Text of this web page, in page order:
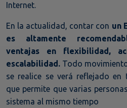
Internet.
En la actualidad, contar con un
es altamente
ventajas en flexibilidad,
escalabilidad. Todo
se realice se verá reflejado en
que permite que varias
sistema al mismo tiempo